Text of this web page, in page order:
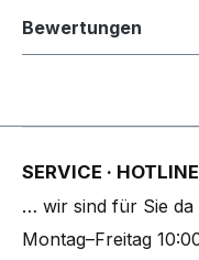
Bewertungen
SERVICE · HOTLINE
… wir sind für Sie
Montag–Freitag